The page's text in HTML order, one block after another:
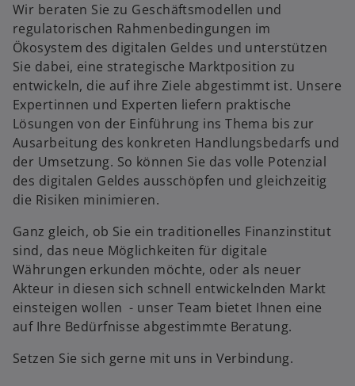
Wir beraten Sie zu Geschäftsmodellen und
regulatorischen Rahmenbedingungen im
Ökosystem des digitalen Geldes und unterstützen
Sie dabei, eine strategische Marktposition zu
entwickeln, die auf ihre Ziele abgestimmt ist. Unsere
Expertinnen und Experten liefern praktische
Lösungen von der Einführung ins Thema bis zur
Ausarbeitung des konkreten Handlungsbedarfs und
der Umsetzung. So können Sie das volle Potenzial
des digitalen Geldes ausschöpfen und gleichzeitig
die Risiken minimieren.
Ganz gleich, ob Sie ein traditionelles Finanzinstitut
sind, das neue Möglichkeiten für digitale
Währungen erkunden möchte, oder als neuer
Akteur in diesen sich schnell entwickelnden Markt
einsteigen wollen - unser Team bietet Ihnen eine
auf Ihre Bedürfnisse abgestimmte Beratung.
Setzen Sie sich gerne mit uns in Verbindung.
w
i
n